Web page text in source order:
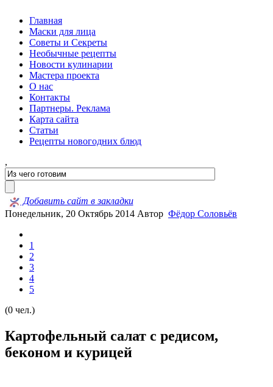
Главная
Маски для лица
Советы и Секреты
Необычные рецепты
Новости кулинарии
Мастера проекта
О нас
Контакты
Партнеры. Реклама
Карта сайта
Статьи
Рецепты новогодних блюд
,
Добавить сайт в закладки
Понедельник, 20 Октябрь 2014 Автор Фёдор Соловьёв
1
2
3
4
5
(0 чел.)
Картофельный салат с редисом,
беконом и курицей